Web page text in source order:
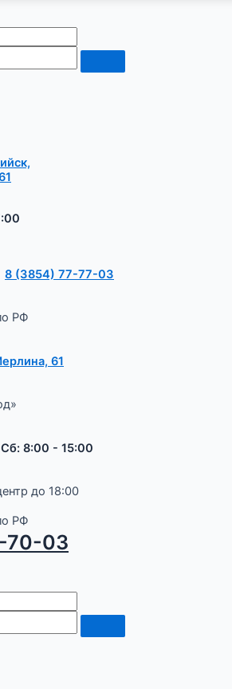
8 (3854) 77-77-03
РФ
61
8:00 - 15:00
до 18:00
РФ
70-03